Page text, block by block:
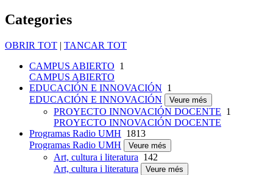
Categories
OBRIR TOT | TANCAR TOT
CAMPUS ABIERTO 1
CAMPUS ABIERTO
EDUCACIÓN E INNOVACIÓN 1
EDUCACIÓN E INNOVACIÓN
Veure més
PROYECTO INNOVACIÓN DOCENTE 1
PROYECTO INNOVACIÓN DOCENTE
Programas Radio UMH 1813
Programas Radio UMH
Veure més
Art, cultura i literatura 142
Art, cultura i literatura
Veure més